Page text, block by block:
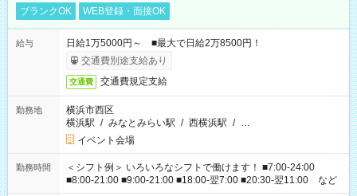
ブランクOK
WEB登録・面接OK
給与
日給1万5000円～ ■最大で日給2万8500円！
交通費別途支給あり
交通費 交通費規定支給
勤務地
横浜市西区
横浜駅 / みなとみらい駅 / 西横浜駅 / …
イベント会場
勤務時間
＜シフト例＞ いろいろなシフトで働けます！ ■7:00-24:00
■8:00-21:00 ■9:00-21:00 ■18:00-翌7:00 ■20:30-翌11:00 など